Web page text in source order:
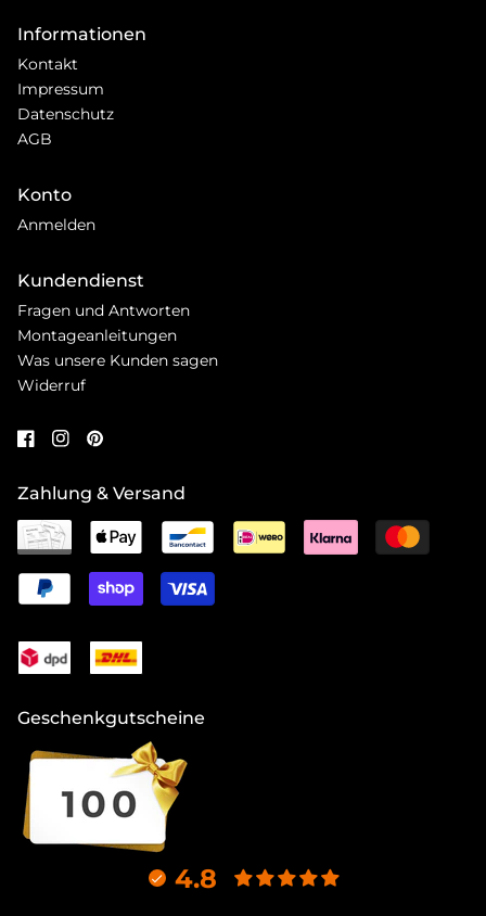
Informationen
Kontakt
Impressum
Datenschutz
AGB
Konto
Anmelden
Kundendienst
Fragen und Antworten
Montageanleitungen
Was unsere Kunden sagen
Widerruf
Zahlung & Versand
Geschenkgutscheine
4.8